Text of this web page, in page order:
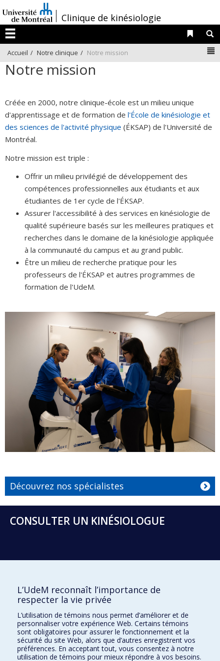
au
contenu
/
Clinique de kinésiologie
Menu
Liens
Accueil Notre clinique Notre mission
Notre mission
Créée en 2000, notre clinique-école est un milieu unique
d'apprentissage et de formation de l'École de kinésiologie et
des sciences de l'activité physique (ÉKSAP) de l'Université de
Montréal.
Notre mission est triple :
Offrir un milieu privilégié de développement des
compétences professionnelles aux étudiants et aux
étudiantes de 1er cycle de l'ÉKSAP.
Assurer l'accessibilité à des services en kinésiologie de
qualité supérieure basés sur les meilleures pratiques et
recherches dans le domaine de la kinésiologie appliquée
à la communauté du campus et au grand public.
Être un milieu de recherche pratique pour les
professeurs de l'ÉKSAP et autres programmes de
formation de l'UdeM.
Découvrez nos spécialistes
CONSULTER UN KINÉSIOLOGUE
Prenez un rendez-vous
Clinique de kinésiologie
2100, boul. Édouard-Montpetit
Montréal (Québec) H3T 1J4
cliniquekinesio@umontreal.ca
L’UdeM reconnaît l’importance de
respecter la vie privée
L’utilisation de témoins nous permet d’améliorer et de
personnaliser votre expérience Web. Certains témoins
sont obligatoires pour assurer le fonctionnement et la
sécurité du site Web, alors que d’autres enregistrent vos
préférences. En acceptant tout, vous consentez à notre
utilisation de témoins pour mieux répondre à vos besoins.